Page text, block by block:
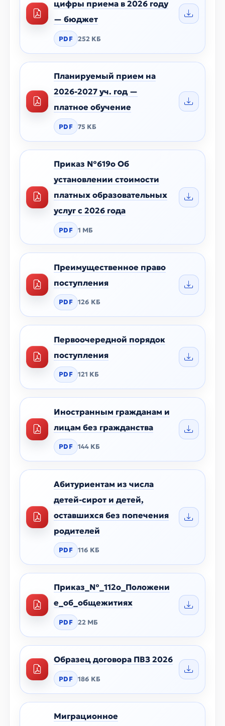
цифры приема в 2026 году
— бюджет
PDF 252 КБ
Планируемый прием на
2026-2027 уч. год —
платное обучение
PDF 75 КБ
Приказ №619o Об
установлении стоимости
платных образовательных
услуг с 2026 года
PDF 1 МБ
Преимущественное право
поступления
PDF 126 КБ
Первоочередной порядок
поступления
PDF 121 КБ
Иностранным гражданам и
лицам без гражданства
PDF 144 КБ
Абитуриентам из числа
детей-сирот и детей,
оставшихся без попечения
родителей
PDF 116 КБ
Приказ_№_112о_Положени
е_об_общежитиях
PDF 22 МБ
Образец договора ПВЗ 2026
PDF 186 КБ
Миграционное